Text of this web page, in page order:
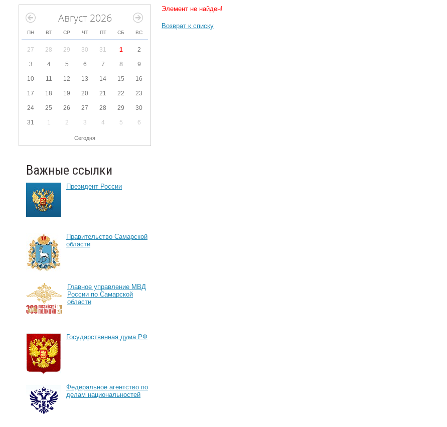
Август 2026
ПН ВТ СР ЧТ ПТ СБ ВС
27 28 29 30 31 1 2
3 4 5 6 7 8 9
10 11 12 13 14 15 16
17 18 19 20 21 22 23
24 25 26 27 28 29 30
31 1 2 3 4 5 6
Сегодня
Важные ссылки
Президент России
Правительство Самарской
области
Главное управление МВД
России по Самарской
области
Государственная дума РФ
Федеральное агентство по
делам национальностей
Элемент не найден!
Возврат к списку